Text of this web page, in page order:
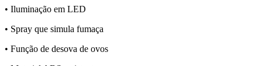
• Iluminação em LED
• Spray que simula fumaça
• Função de desova de ovos